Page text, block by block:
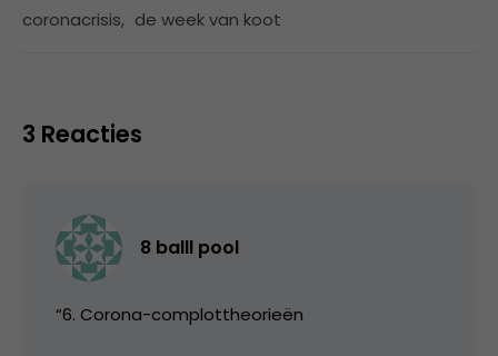
coronacrisis, de week van koot
3 Reacties
8 balll pool
“6. Corona-complottheorieën